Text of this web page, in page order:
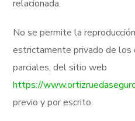
relacionada.
No se permite la
estrictamente privado de
parciales, del sitio web
https://
previo y por escrito.